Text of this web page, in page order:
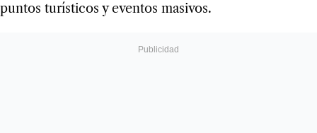
puntos turísticos y eventos masivos.